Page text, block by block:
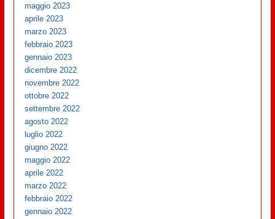
maggio 2023
aprile 2023
marzo 2023
febbraio 2023
gennaio 2023
dicembre 2022
novembre 2022
ottobre 2022
settembre 2022
agosto 2022
luglio 2022
giugno 2022
maggio 2022
aprile 2022
marzo 2022
febbraio 2022
gennaio 2022